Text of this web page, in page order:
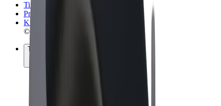
Tingimused
Privaatsus
Küpsised
© 2026 Bolt Technology OÜ
Teenused